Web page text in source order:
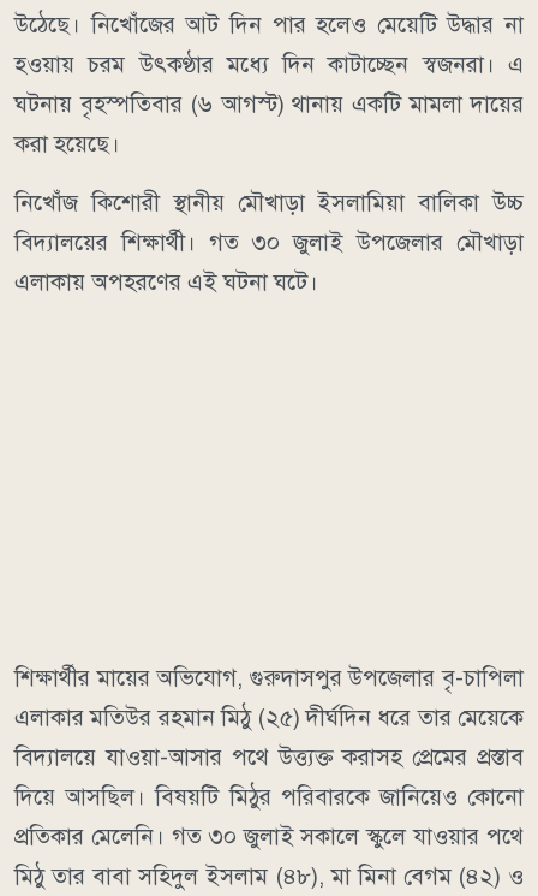
উঠেছে। নিখোঁজের আট দিন পার হলেও মেয়েটি উদ্ধার না
হওয়ায় চরম উৎকণ্ঠার মধ্যে দিন কাটাচ্ছেন স্বজনরা। এ
ঘটনায় বৃহস্পতিবার (৬ আগস্ট) থানায় একটি মামলা দায়ের
করা হয়েছে।
নিখোঁজ কিশোরী স্থানীয় মৌখাড়া ইসলামিয়া বালিকা উচ্চ
বিদ্যালয়ের শিক্ষার্থী। গত ৩০ জুলাই উপজেলার মৌখাড়া
এলাকায় অপহরণের এই ঘটনা ঘটে।
শিক্ষার্থীর মায়ের অভিযোগ, গুরুদাসপুর উপজেলার বৃ-চাপিলা
এলাকার মতিউর রহমান মিঠু (২৫) দীর্ঘদিন ধরে তার মেয়েকে
বিদ্যালয়ে যাওয়া-আসার পথে উত্ত্যক্ত করাসহ প্রেমের প্রস্তাব
দিয়ে আসছিল। বিষয়টি মিঠুর পরিবারকে জানিয়েও কোনো
প্রতিকার মেলেনি। গত ৩০ জুলাই সকালে স্কুলে যাওয়ার পথে
মিঠু তার বাবা সহিদুল ইসলাম (৪৮), মা মিনা বেগম (৪২) ও